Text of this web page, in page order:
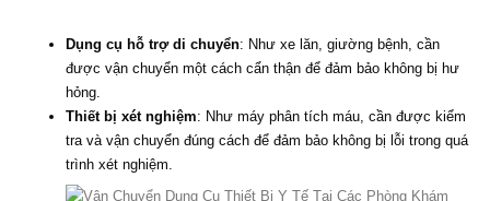
Dụng cụ hỗ trợ di chuyển: Như xe lăn, giường bệnh, cần
được vận chuyển một cách cẩn thận để đảm bảo không bị hư
hỏng.
Thiết bị xét nghiệm: Như máy phân tích máu, cần được kiểm
tra và vận chuyển đúng cách để đảm bảo không bị lỗi trong quá
trình xét nghiệm.